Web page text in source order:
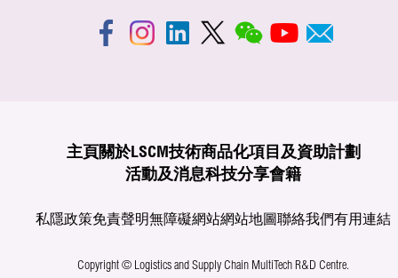
主頁 關於LSCM技術商品化項目及資助計劃
活動及消息科技分享會籍
私隱政策免責聲明無障礙網站網站地圖聯絡我們有用連結
Copyright © Logistics and Supply Chain MultiTech R&D Centre.